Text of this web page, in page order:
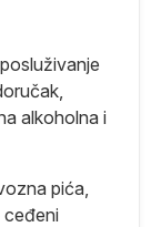
alkoholna i
pića,
ceđeni